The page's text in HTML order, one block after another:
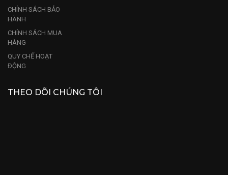
CHÍNH SÁCH BẢO
HÀNH
CHÍNH SÁCH MUA
HÀNG
QUY CHẾ HOẠT
ĐỘNG
THEO DÕI CHÚNG TÔI